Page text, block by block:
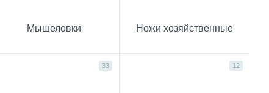
Мышеловки Ножи хозяйственные
33 12